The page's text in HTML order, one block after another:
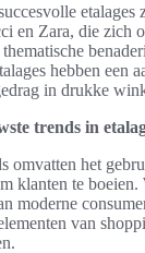
etalages
en Zara, die zich
hebben een
in drukke
trends in
omvatten het
klanten te boeien.
moderne
van